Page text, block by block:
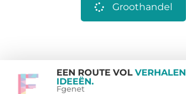
Groothandel
EEN ROUTE VOL
IDEEËN.
Fgenet